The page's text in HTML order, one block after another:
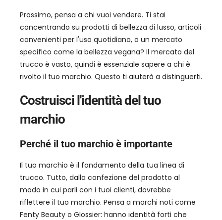
Prossimo, pensa a chi vuoi vendere. Ti stai
concentrando su prodotti di bellezza di lusso, articoli
convenienti per l'uso quotidiano, o un mercato
specifico come la bellezza vegana? Il mercato del
trucco è vasto, quindi è essenziale sapere a chi è
rivolto il tuo marchio. Questo ti aiuterà a distinguerti.
Costruisci l'identità del tuo
marchio
Perché il tuo marchio è importante
Il tuo marchio è il fondamento della tua linea di
trucco. Tutto, dalla confezione del prodotto al
modo in cui parli con i tuoi clienti, dovrebbe
riflettere il tuo marchio. Pensa a marchi noti come
Fenty Beauty o Glossier: hanno identità forti che